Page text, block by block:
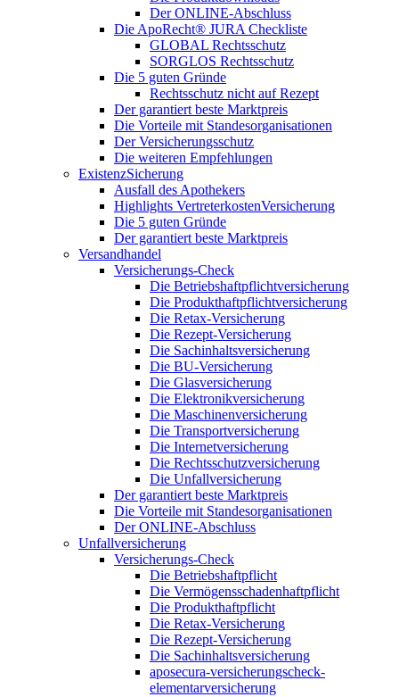
Der ONLINE-Abschluss
Die ApoRecht® JURA Checkliste
GLOBAL Rechtsschutz
SORGLOS Rechtsschutz
Die 5 guten Gründe
Rechtsschutz nicht auf Rezept
Der garantiert beste Marktpreis
Die Vorteile mit Standesorganisationen
Der Versicherungsschutz
Die weiteren Empfehlungen
ExistenzSicherung
Ausfall des Apothekers
Highlights VertreterkostenVersicherung
Die 5 guten Gründe
Der garantiert beste Marktpreis
Versandhandel
Versicherungs-Check
Die Betriebshaftpflichtversicherung
Die Produkthaftpflichtversicherung
Die Retax-Versicherung
Die Rezept-Versicherung
Die Sachinhaltsversicherung
Die BU-Versicherung
Die Glasversicherung
Die Elektronikversicherung
Die Maschinenversicherung
Die Transportversicherung
Die Internetversicherung
Die Rechtsschutzversicherung
Die Unfallversicherung
Der garantiert beste Marktpreis
Die Vorteile mit Standesorganisationen
Der ONLINE-Abschluss
Unfallversicherung
Versicherungs-Check
Die Betriebshaftpflicht
Die Vermögensschadenhaftpflicht
Die Produkthaftpflicht
Die Retax-Versicherung
Die Rezept-Versicherung
Die Sachinhaltsversicherung
aposecura-versicherungscheck-
elementarversicherung